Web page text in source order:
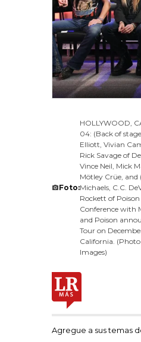
Foto:
HOLLYWOOD,
04: (Back of
Elliott, Vivian
Rick Savage of
Vince Neil, Mick
Mötley Crüe, and
Michaels, C.C.
Rockett of
Conference with
and Poison
Tour on
California.
Images)
Agregue a sus temas